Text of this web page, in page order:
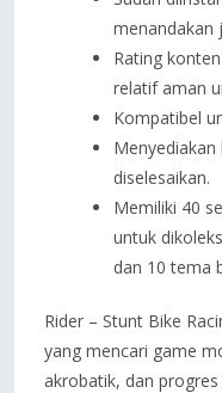
menandakan
Rating
relatif aman
Kompatibel
diselesaikan.
Memiliki 40
untuk
dan 10 tema
Rider – Stunt Bike
yang mencari game
akrobatik, dan